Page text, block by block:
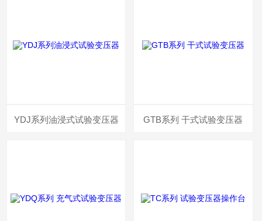
YDJ系列油浸式试验变压器 GTB系列 干式试验变压器